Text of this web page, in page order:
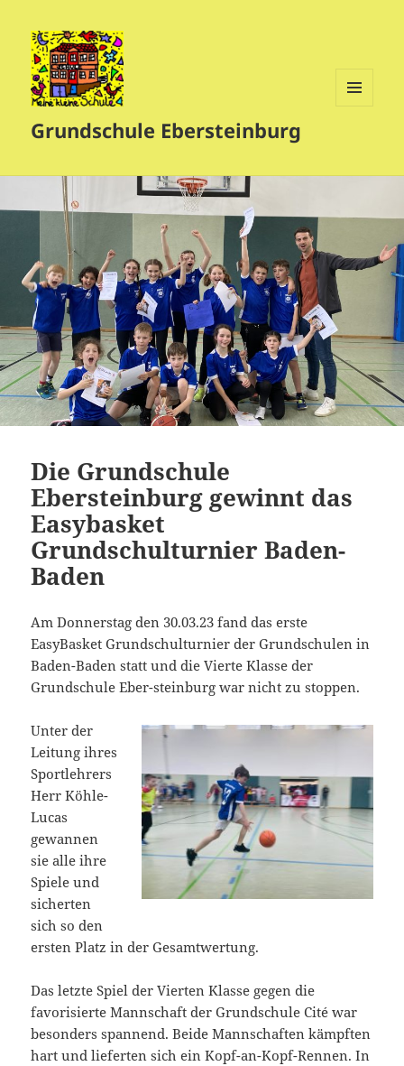
Grundschule Ebersteinburg
Die Grundschule
Ebersteinburg gewinnt das
Easybasket
Grundschulturnier Baden-
Baden
Am Donnerstag den 30.03.23 fand das erste
EasyBasket Grundschulturnier der Grundschulen in
Baden-Baden statt und die Vierte Klasse der
Grundschule Eber-steinburg war nicht zu stoppen.
Unter der
Leitung ihres
Sportlehrers
Herr Köhle-
Lucas
gewannen
sie alle ihre
Spiele und
sicherten
sich so den
ersten Platz in der Gesamtwertung.
Das letzte Spiel der Vierten Klasse gegen die
favorisierte Mannschaft der Grundschule Cité war
besonders spannend. Beide Mannschaften kämpften
hart und lieferten sich ein Kopf-an-Kopf-Rennen. In